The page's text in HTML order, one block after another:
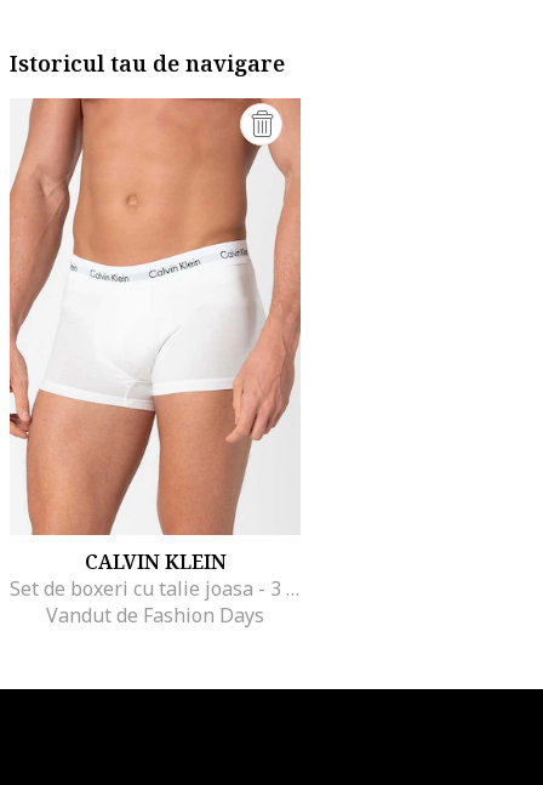
Istoricul tau de navigare
CALVIN KLEIN
Set de boxeri cu talie joasa - 3 perechi, Alb murdar
Vandut de Fashion Days